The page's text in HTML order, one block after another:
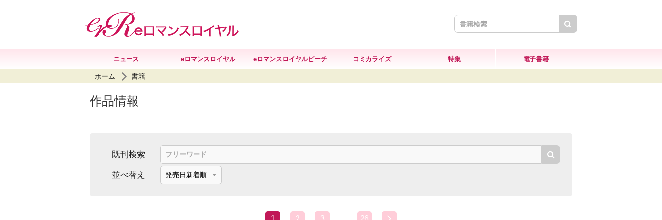
ニュース eロマンスロイヤル eロマンスロイヤルピーチ コミカライズ 特集 電子書籍
ホーム 書籍
作品情報
既刊検索
並べ替え
1 2 3 26